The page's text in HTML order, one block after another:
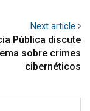
Next article
Pública discute
sobre crimes
cibernéticos